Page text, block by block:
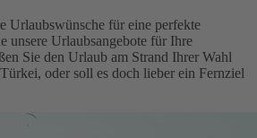
Urlaubswünsche für eine perfekte
unsere Urlaubsangebote für Ihre
Sie den Urlaub am Strand Ihrer Wahl
oder soll es doch lieber ein Fernziel